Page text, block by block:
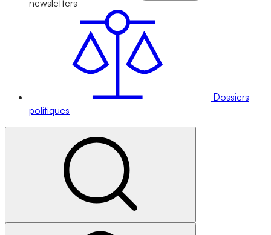
newsletters
Dossiers
politiques